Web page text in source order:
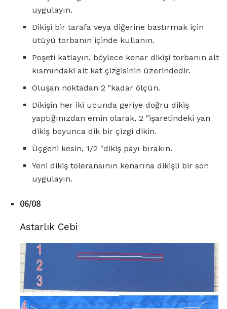
uygulayın.
Dikişi bir tarafa veya diğerine bastırmak için
ütüyü torbanın içinde kullanın.
Poşeti katlayın, böylece kenar dikişi torbanın alt
kısmındaki alt kat çizgisinin üzerindedir.
Oluşan noktadan 2 "kadar ölçün.
Dikişin her iki ucunda geriye doğru dikiş
yaptığınızdan emin olarak, 2 "işaretindeki yan
dikiş boyunca dik bir çizgi dikin.
Üçgeni kesin, 1/2 "dikiş payı bırakın.
Yeni dikiş toleransının kenarına dikişli bir son
uygulayın.
06/08
Astarlık Cebi